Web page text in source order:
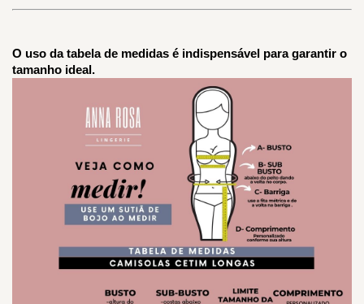
O uso da tabela de medidas é indispensável para garantir o
tamanho ideal.